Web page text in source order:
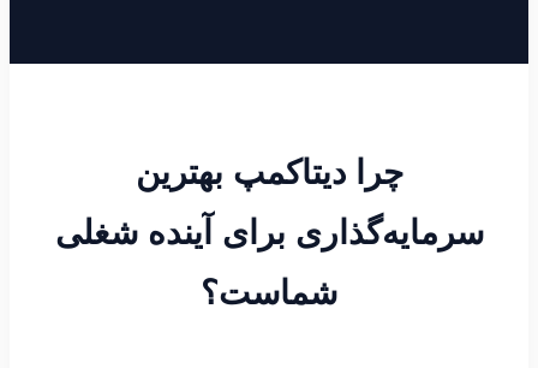
چرا دیتاکمپ بهترین
سرمایه‌گذاری برای آینده شغلی
شماست؟